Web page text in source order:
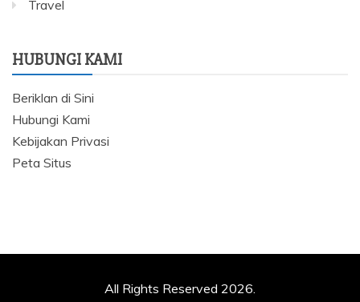
Travel
HUBUNGI KAMI
Beriklan di Sini
Hubungi Kami
Kebijakan Privasi
Peta Situs
All Rights Reserved 2026.